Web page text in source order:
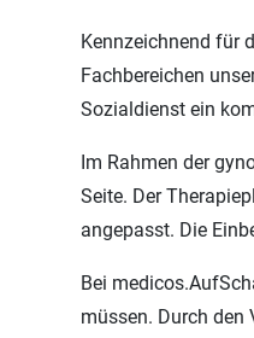
Kennzeichnend für
Fachbereichen
Sozialdienst ein
Im Rahmen der
Seite. Der
angepasst. Die
Bei
müssen. Durch den